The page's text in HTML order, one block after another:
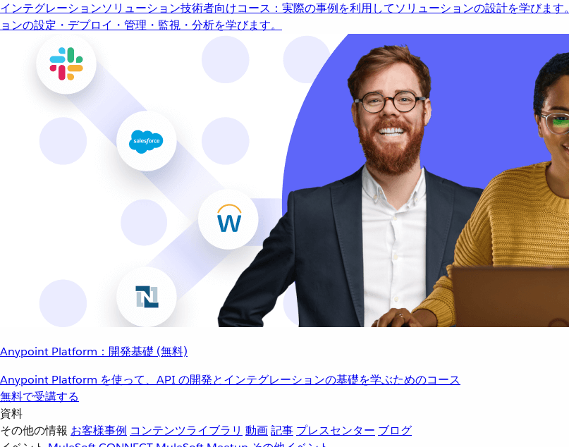
インテグレーションソリューション技術者向けコース：実際の事例を利用してソリューションの設計を学びます。
ョンの設定・デプロイ・管理・監視・分析を学びます。
Anypoint Platform：開発基礎 (無料)
Anypoint Platform を使って、API の開発とインテグレーションの基礎を学ぶためのコース
無料で受講する
資料
その他の情報 お客様事例 コンテンツライブラリ 動画記事 プレスセンター ブログ